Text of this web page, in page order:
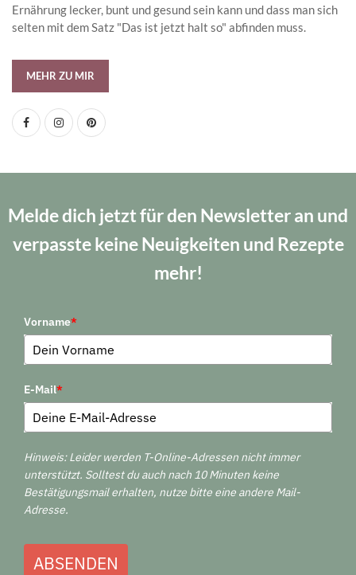
Ernährung lecker, bunt und gesund sein kann und dass man sich
selten mit dem Satz "Das ist jetzt halt so" abfinden muss.
MEHR ZU MIR
Melde dich jetzt für den Newsletter an und
verpasste keine Neuigkeiten und Rezepte
mehr!
Vorname*
E-Mail*
Hinweis: Leider werden T-Online-Adressen nicht immer
unterstützt. Solltest du auch nach 10 Minuten keine
Bestätigungsmail erhalten, nutze bitte eine andere Mail-
Adresse.
ABSENDEN